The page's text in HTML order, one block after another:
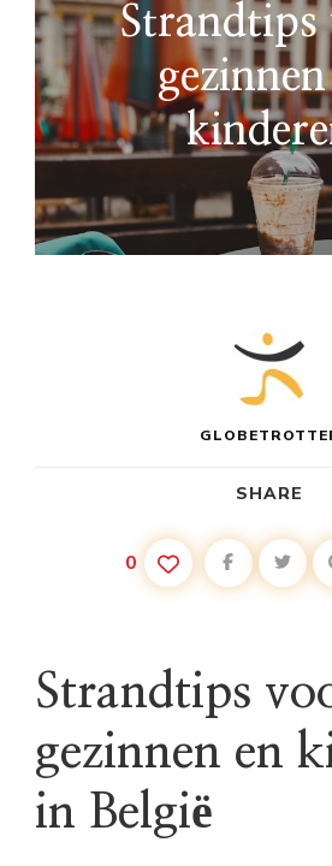
Strandtips
SHARE
0
Strandtips
gezinnen en
in België